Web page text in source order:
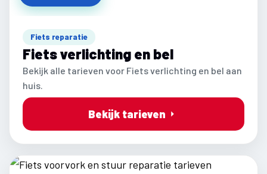
Fiets reparatie
Fiets verlichting en bel
Bekijk alle tarieven voor Fiets verlichting en bel aan
huis.
Bekijk tarieven